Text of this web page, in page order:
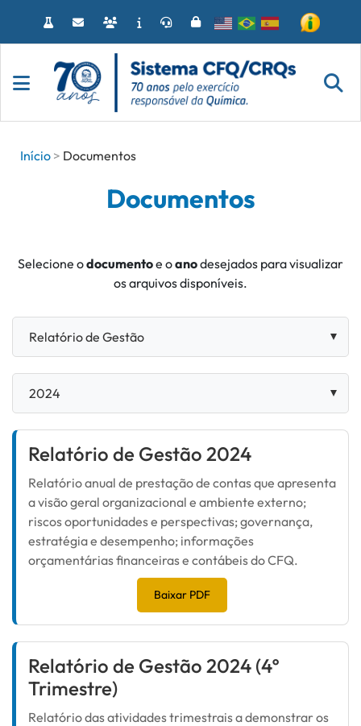
o
Início
Documentos
Documentos
Selecione odocumentoe oanodesejados para visualizar
os arquivos disponíveis.
Relatório de Gestão 2024
Relatório anual de prestação de contas que apresenta
a visão geral organizacional e ambiente externo;
riscos oportunidades e perspectivas; governança,
estratégia e desempenho; informações
orçamentárias financeiras e contábeis do CFQ.
Baixar PDF
Relatório de Gestão 2024 (4º
Trimestre)
Relatório das atividades trimestrais a demonstrar os